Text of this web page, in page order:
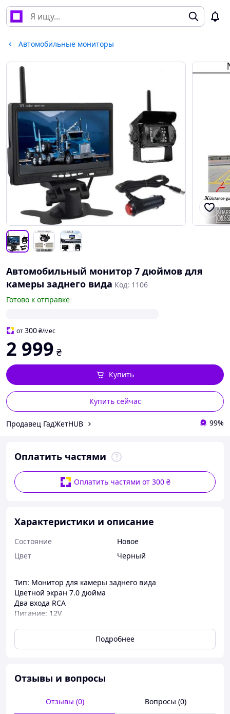
Автомобильные мониторы
Автомобильный монитор 7 дюймов для
камеры заднего вида Код: 1106
Готово к отправке
от300₴/мес
2 999 ₴
Купить сейчас
Купить
Продавец ГадЖетHUB 99%
Оплатить частями
Оплатить частями от 300 ₴
Характеристики и описание
Состояние
Новое
Цвет
Черный
Тип: Монитор для камеры заднего вида
Цветной экран 7.0 дюйма
Два входа RCA
Питание: 12V
Разрешение: 800х480
Общий размер монитора: 174*113*19мм
Подробнее
Отзывы и вопросы
Отзывы (0) Вопросы (0)